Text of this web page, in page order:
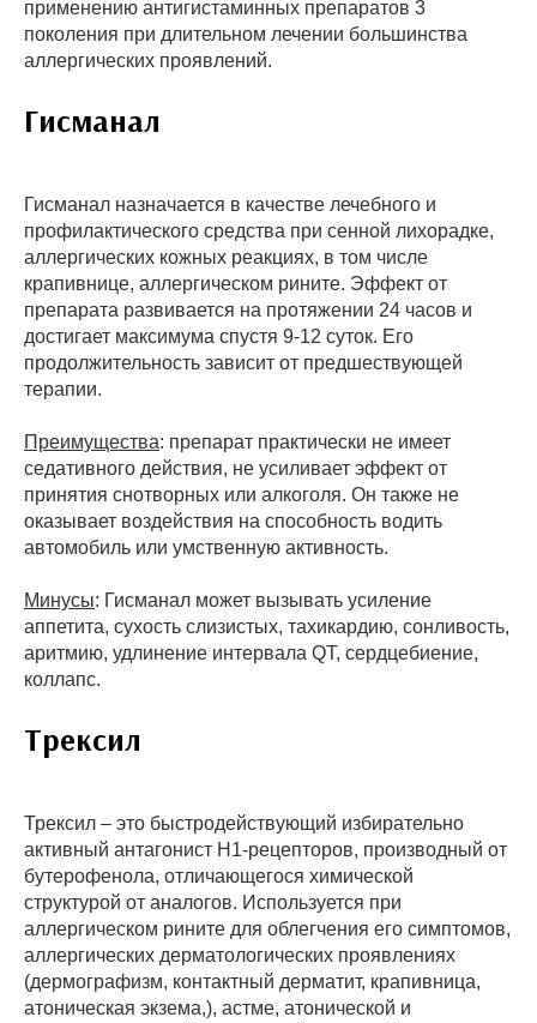
применению антигистаминных препаратов 3
поколения при длительном лечении большинства
аллергических проявлений.
Гисманал
Гисманал назначается в качестве лечебного и
профилактического средства при сенной лихорадке,
аллергических кожных реакциях, в том числе
крапивнице, аллергическом рините. Эффект от
препарата развивается на протяжении 24 часов и
достигает максимума спустя 9-12 суток. Его
продолжительность зависит от предшествующей
терапии.
Преимущества: препарат практически не имеет
седативного действия, не усиливает эффект от
принятия снотворных или алкоголя. Он также не
оказывает воздействия на способность водить
автомобиль или умственную активность.
Минусы: Гисманал может вызывать усиление
аппетита, сухость слизистых, тахикардию, сонливость,
аритмию, удлинение интервала QT, сердцебиение,
коллапс.
Трексил
Трексил – это быстродействующий избирательно
активный антагонист Н1-рецепторов, производный от
бутерофенола, отличающегося химической
структурой от аналогов. Используется при
аллергическом рините для облегчения его симптомов,
аллергических дерматологических проявлениях
(дермографизм, контактный дерматит, крапивница,
атоническая экзема,), астме, атонической и